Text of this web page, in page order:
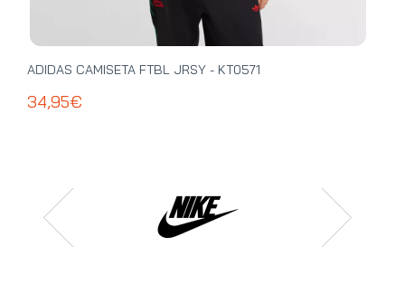
ADIDAS CAMISETA FTBL JRSY - KT0571
34,95€